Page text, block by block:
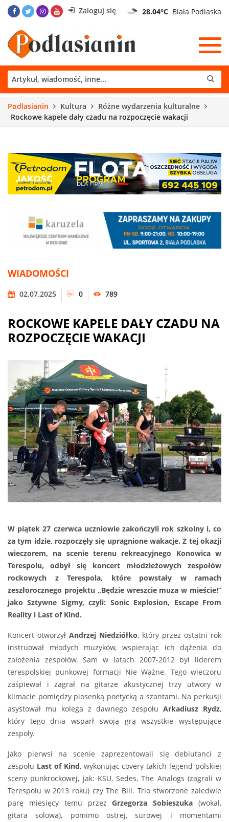
Zaloguj się 28.04°C Biała Podlaska
Podlasianin Kultura
Różne wydarzenia kulturalne
Rockowe kapele dały czadu na rozpoczęcie wakacji
WIADOMOŚCI
02.07.2025 0 789
ROCKOWE KAPELE DAŁY CZADU NA
ROZPOCZĘCIE WAKACJI
W piątek 27 czerwca uczniowie zakończyli rok szkolny i, co
za tym idzie, rozpoczęły się upragnione wakacje. Z tej okazji
wieczorem, na scenie terenu rekreacyjnego Konowica w
Terespolu, odbył się koncert młodzieżowych zespołów
rockowych z Terespola, które powstały w ramach
zeszłorocznego projektu „Będzie wreszcie muza w mieście!”
jako Sztywne Sigmy, czyli: Sonic Explosion, Escape From
Reality i Last of Kind.
Koncert otworzył Andrzej Niedziółko, który przez ostatni rok
instruował młodych muzyków, wspierając ich dążenia do
założenia zespołów. Sam w latach 2007-2012 był liderem
terespolskiej punkowej formacji Nie Ważne. Tego wieczoru
zaśpiewał i zagrał na gitarze akustycznej trzy utwory w
klimacie pomiędzy piosenką poetycką a szantami. Na perkusji
asystował mu kolega z dawnego zespołu Arkadiusz Rydz,
który tego dnia wsparł swoją grą wszystkie występujące
zespoły.
Jako pierwsi na scenie zaprezentowali się debiutanci z
zespołu Last of Kind, wykonując covery takich legend polskiej
sceny punkrockowej, jak: KSU, Sedes, The Analogs (zagrali w
Terespolu w 2013 roku) czy The Bill. Trio stworzone zaledwie
parę miesięcy temu przezGrzegorza Sobieszuka (wokal,
gitara solowa), pomimo ostrej, surowej i momentami